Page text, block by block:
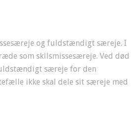
og fuldstændigt særeje. I
som skilsmissesæreje. Ved død
særeje for den
ikke skal dele sit særeje med